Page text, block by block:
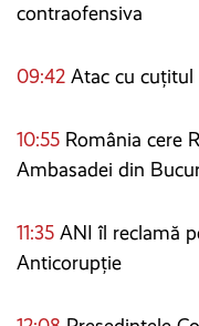
contraofensiva
09:42 Atac cu cuțitul
10:55 România cere
Ambasadei din
11:35 ANI îl reclamă
Anticorupție